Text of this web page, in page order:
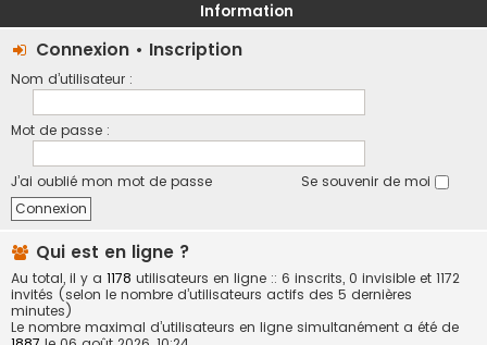
Information
Connexion • Inscription
Nom d’utilisateur :
Mot de passe :
J’ai oublié mon mot de passe Se souvenir de moi
Qui est en ligne ?
Au total, il y a 1178 utilisateurs en ligne :: 6 inscrits, 0 invisible et 1172
invités (selon le nombre d’utilisateurs actifs des 5 dernières
minutes)
Le nombre maximal d’utilisateurs en ligne simultanément a été de